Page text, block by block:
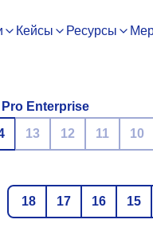
Кейсы Ресурсы
Enterprise
13 12 11 10
18
17 16 15